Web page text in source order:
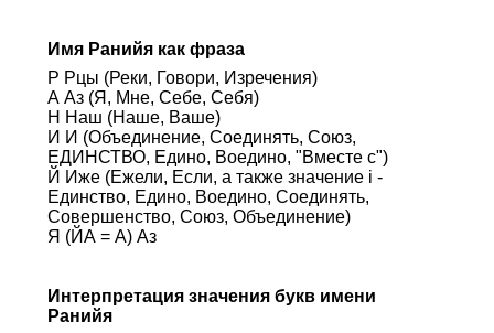
Имя Ранийя как фраза
Р Рцы (Реки, Говори, Изречения)
А Аз (Я, Мне, Себе, Себя)
Н Наш (Наше, Ваше)
И И (Объединение, Соединять, Союз,
ЕДИНСТВО, Едино, Воедино, "Вместе с")
Й Иже (Ежели, Если, а также значение i -
Единство, Едино, Воедино, Соединять,
Совершенство, Союз, Объединение)
Я (ЙА = А) Аз
Интерпретация значения букв имени
Ранийя